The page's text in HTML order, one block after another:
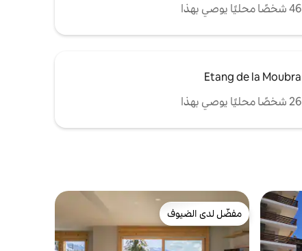
46 شخصًا محليًا يوصي بهذا
Etang de la Moubra
26 شخصًا محليًا يوصي بهذا
مفضّل لدى الضيوف
مفضّل لدى الضيوف